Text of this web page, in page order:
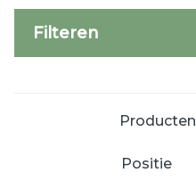
Filteren
Producten
Sorteer op: